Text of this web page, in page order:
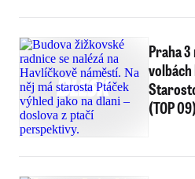
Praha 3
volbách
(TOP